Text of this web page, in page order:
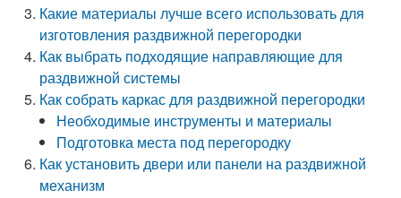
Какие материалы лучше всего использовать для
изготовления раздвижной перегородки
Как выбрать подходящие направляющие для
раздвижной системы
Как собрать каркас для раздвижной перегородки
Необходимые инструменты и материалы
Подготовка места под перегородку
Как установить двери или панели на раздвижной
механизм